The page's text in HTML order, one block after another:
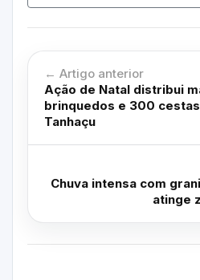
← Artigo anterior
Ação de Natal distribui
brinquedos e 300
Tanhaçu
Chuva intensa com
atinge